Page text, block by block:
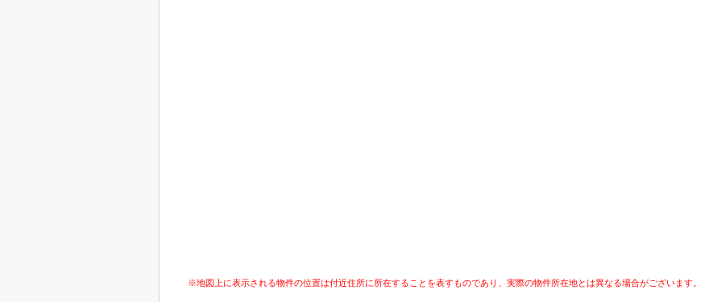
※地図上に表示される物件の位置は付近住所に所在することを表すものであり、実際の物件所在地とは異なる場合がございます。